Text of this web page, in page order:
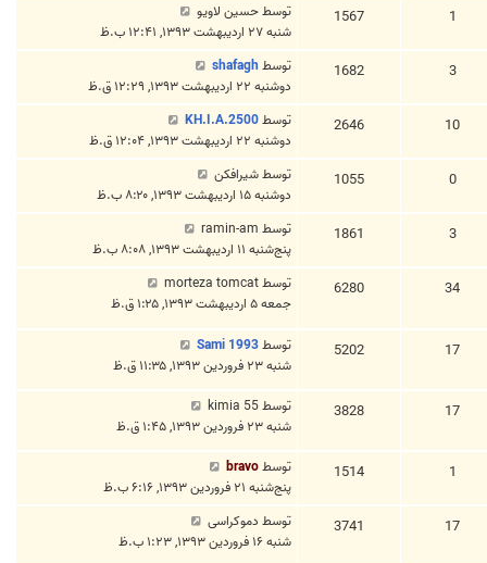
1
1567 توسطحسين لاويو
شنبه ۲۷ اردیبهشت ۱۳۹۳, ۱۲:۴۱ ب.ظ
3
1682 توسط shafagh
دوشنبه ۲۲ اردیبهشت ۱۳۹۳, ۱۲:۲۹ ق.ظ
10
2646 توسطKH.I.A.2500
دوشنبه ۲۲ اردیبهشت ۱۳۹۳, ۱۲:۰۴ ق.ظ
0
1055 توسطشیرافکن
دوشنبه ۱۵ اردیبهشت ۱۳۹۳, ۸:۲۰ ب.ظ
3
1861 توسط ramin-am
پنج‌شنبه ۱۱ اردیبهشت ۱۳۹۳, ۸:۰۸ ب.ظ
34
6280 توسطmorteza tomcat
جمعه ۵ اردیبهشت ۱۳۹۳, ۱:۲۵ ق.ظ
17
5202 توسطSami 1993
شنبه ۲۳ فروردین ۱۳۹۳, ۱۱:۳۵ ق.ظ
17
3828 توسطkimia 55
شنبه ۲۳ فروردین ۱۳۹۳, ۱:۴۵ ق.ظ
1
1514 توسطbravo
پنج‌شنبه ۲۱ فروردین ۱۳۹۳, ۶:۱۶ ب.ظ
17
3741 توسط دموکراسی
شنبه ۱۶ فروردین ۱۳۹۳, ۱:۲۳ ب.ظ